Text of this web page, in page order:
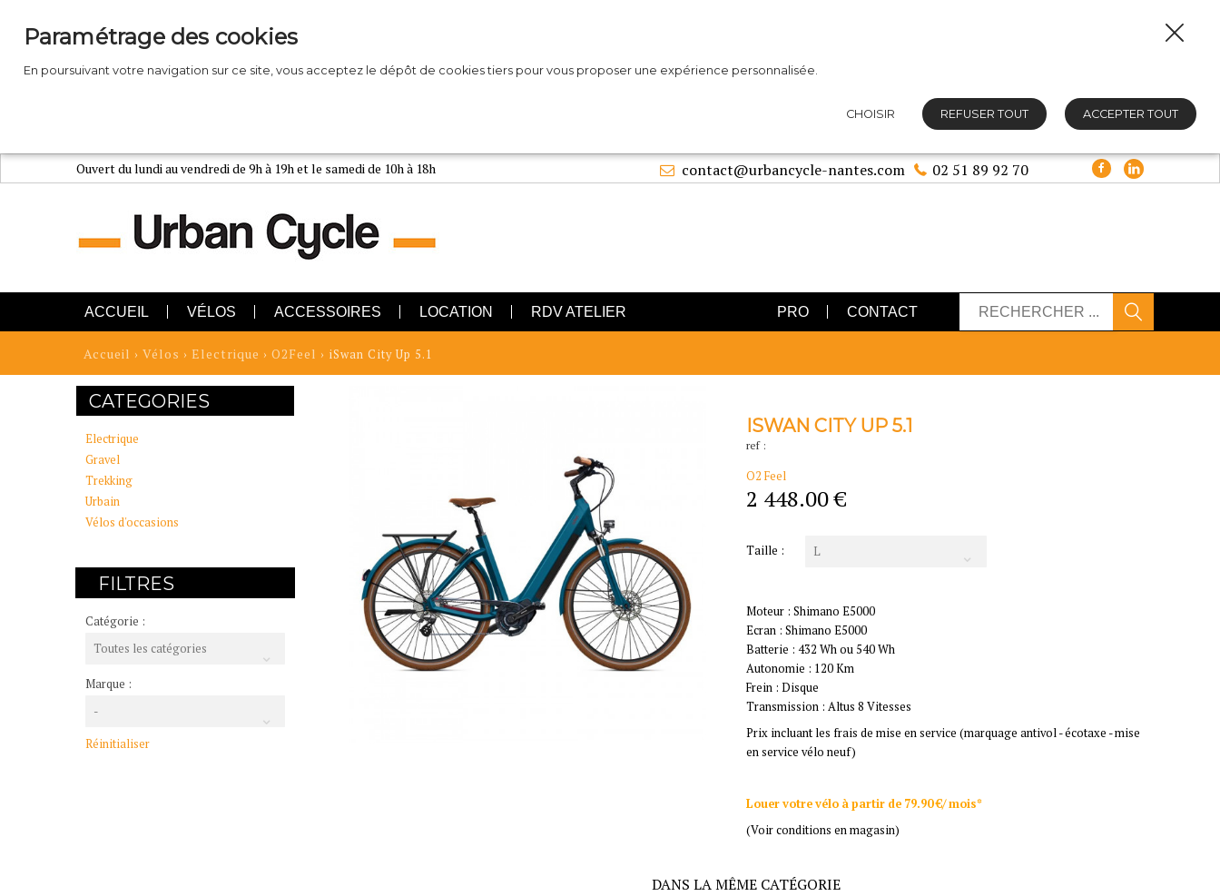
Ouvert du lundi au vendredi de 9h à 19h et le samedi de 10h à 18h 02 51 89 92 70
contact@urbancycle-nantes.com
ACCUEIL VÉLOS ACCESSOIRES LOCATION RDV ATELIER PRO CONTACT
Accueil › Vélos › Electrique › O2Feel › iSwan City Up 5.1
ISWAN CITY UP 5.1
ref :
O2 Feel
2 448.00 €
Taille : L
Moteur : Shimano E5000
Ecran : Shimano E5000
Batterie : 432 Wh ou 540 Wh
Autonomie : 120 Km
Frein : Disque
Transmission : Altus 8 Vitesses
Prix incluant les frais de mise en service (marquage antivol - écotaxe - mise
en service vélo neuf)
Louer votre vélo à partir de 79.90 €/ mois*
(Voir conditions en magasin)
DANS LA MÊME CATÉGORIE
CATEGORIES
Electrique
Gravel
Trekking
Urbain
Vélos d'occasions
FILTRES
Catégorie :
Toutes les catégories
Marque :
-
Réinitialiser
Paramétrage des cookies
En poursuivant votre navigation sur ce site, vous acceptez le dépôt de cookies tiers pour vous proposer une expérience personnalisée.
CHOISIR REFUSER TOUT ACCEPTER TOUT